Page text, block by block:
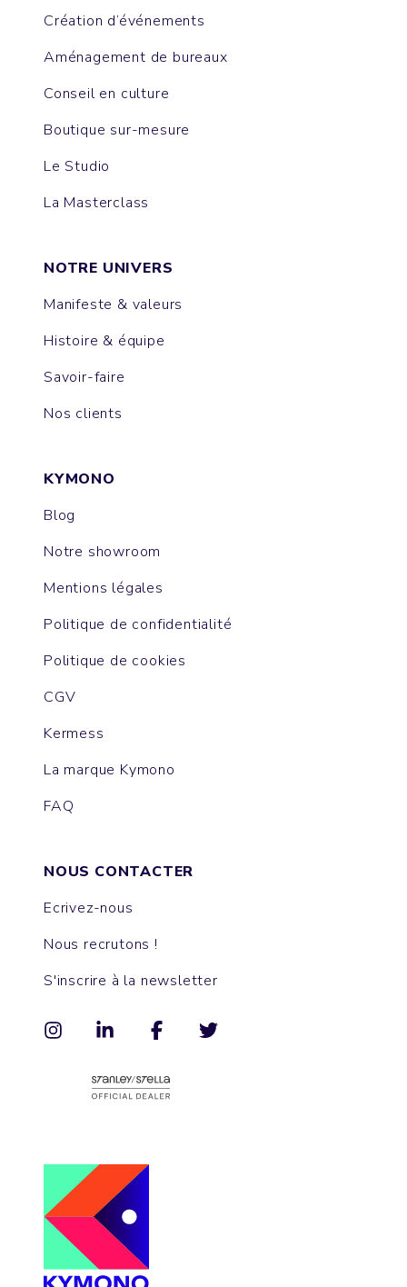
Création d’événements
Aménagement de bureaux
Conseil en culture
Boutique sur-mesure
Le Studio
La Masterclass
NOTRE UNIVERS
Manifeste & valeurs
Histoire & équipe
Savoir-faire
Nos clients
KYMONO
Blog
Notre showroom
Mentions légales
Politique de confidentialité
Politique de cookies
CGV
Kermess
La marque Kymono
FAQ
NOUS CONTACTER
Ecrivez-nous
Nous recrutons !
S'inscrire à la newsletter